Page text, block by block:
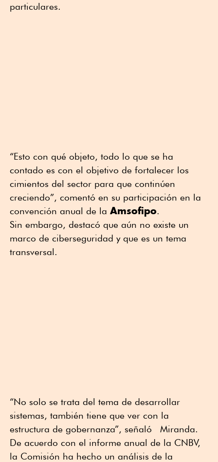
particulares.
“Esto con qué objeto, todo lo que se ha
contado es con el objetivo de fortalecer los
cimientos del sector para que continúen
creciendo”, comentó en su participación en la
convención anual de la Amsofipo.
Sin embargo, destacó que aún no existe un
marco de ciberseguridad y que es un tema
transversal.
“No solo se trata del tema de desarrollar
sistemas, también tiene que ver con la
estructura de gobernanza”, señaló Miranda.
De acuerdo con el informe anual de la CNBV,
la Comisión ha hecho un análisis de la